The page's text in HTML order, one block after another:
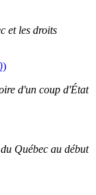
et les droits
d'un coup d'État
Québec au début